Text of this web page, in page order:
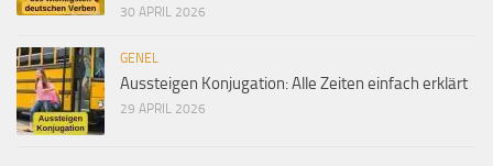
30 APRIL 2026
GENEL
Aussteigen Konjugation: Alle Zeiten einfach erklärt
29 APRIL 2026